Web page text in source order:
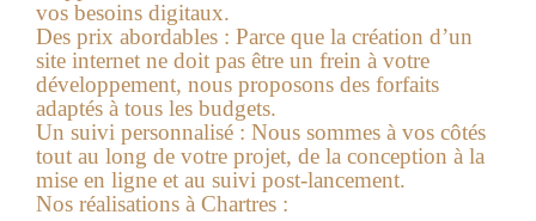
vos besoins digitaux.
Des prix abordables : Parce que la création d’un
site internet ne doit pas être un frein à votre
développement, nous proposons des forfaits
adaptés à tous les budgets.
Un suivi personnalisé : Nous sommes à vos côtés
tout au long de votre projet, de la conception à la
mise en ligne et au suivi post-lancement.
Nos réalisations à Chartres :